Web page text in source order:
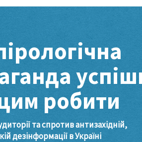
та спротив антизахідній,
дезінформації в Україні
робити